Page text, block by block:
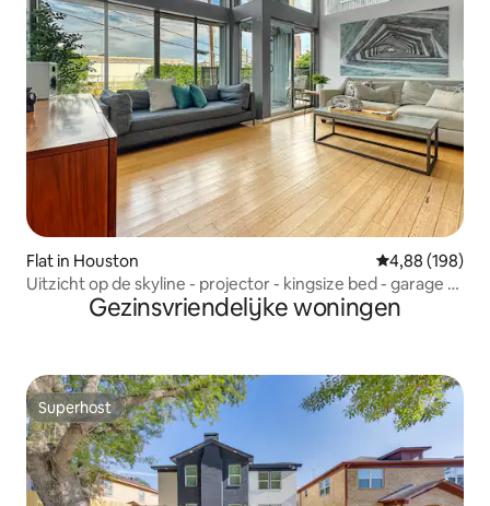
Flat in Houston Gemiddelde
4,88 (198)
Uitzicht op de skyline - projector - kingsize bed - garage -
Gezinsvriendelijke woningen
Superhost
Superhost